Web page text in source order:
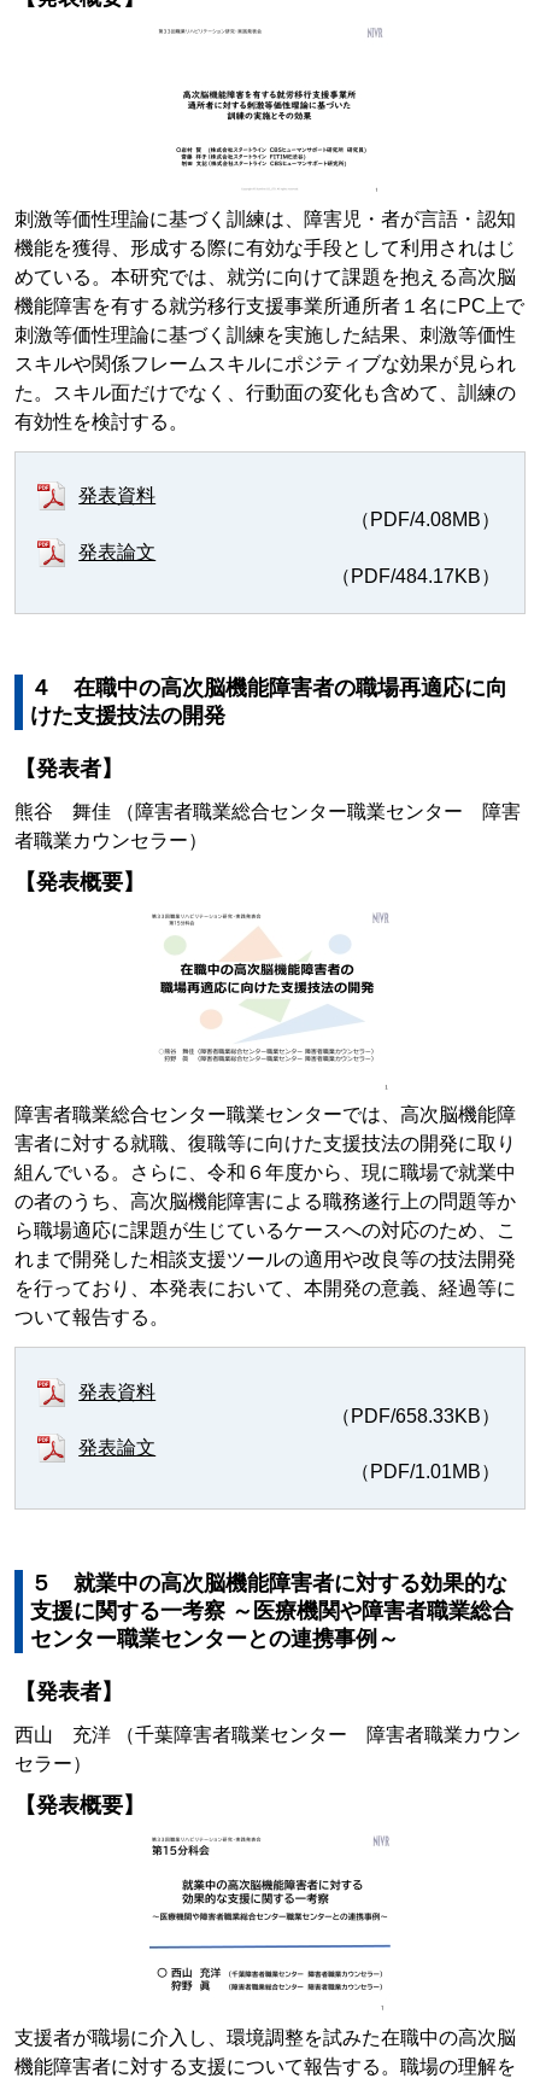
刺激等価性理論に基づく訓練は、障害児・者が言語・認知
機能を獲得、形成する際に有効な手段として利用されはじ
めている。本研究では、就労に向けて課題を抱える高次脳
機能障害を有する就労移行支援事業所通所者１名にPC上で
刺激等価性理論に基づく訓練を実施した結果、刺激等価性
スキルや関係フレームスキルにポジティブな効果が見られ
た。スキル面だけでなく、行動面の変化も含めて、訓練の
有効性を検討する。
発表資料
（PDF/4.08MB）
発表論文
（PDF/484.17KB）
４ 在職中の高次脳機能障害者の職場再適応に向
けた支援技法の開発
【発表者】
熊谷 舞佳 （障害者職業総合センター職業センター 障害
者職業カウンセラー）
【発表概要】
障害者職業総合センター職業センターでは、高次脳機能障
害者に対する就職、復職等に向けた支援技法の開発に取り
組んでいる。さらに、令和６年度から、現に職場で就業中
の者のうち、高次脳機能障害による職務遂行上の問題等か
ら職場適応に課題が生じているケースへの対応のため、こ
れまで開発した相談支援ツールの適用や改良等の技法開発
を行っており、本発表において、本開発の意義、経過等に
ついて報告する。
発表資料
（PDF/658.33KB）
発表論文
（PDF/1.01MB）
５ 就業中の高次脳機能障害者に対する効果的な
支援に関する一考察 ～医療機関や障害者職業総合
センター職業センターとの連携事例～
【発表者】
西山 充洋 （千葉障害者職業センター 障害者職業カウン
セラー）
【発表概要】
支援者が職場に介入し、環境調整を試みた在職中の高次脳
機能障害者に対する支援について報告する。職場の理解を